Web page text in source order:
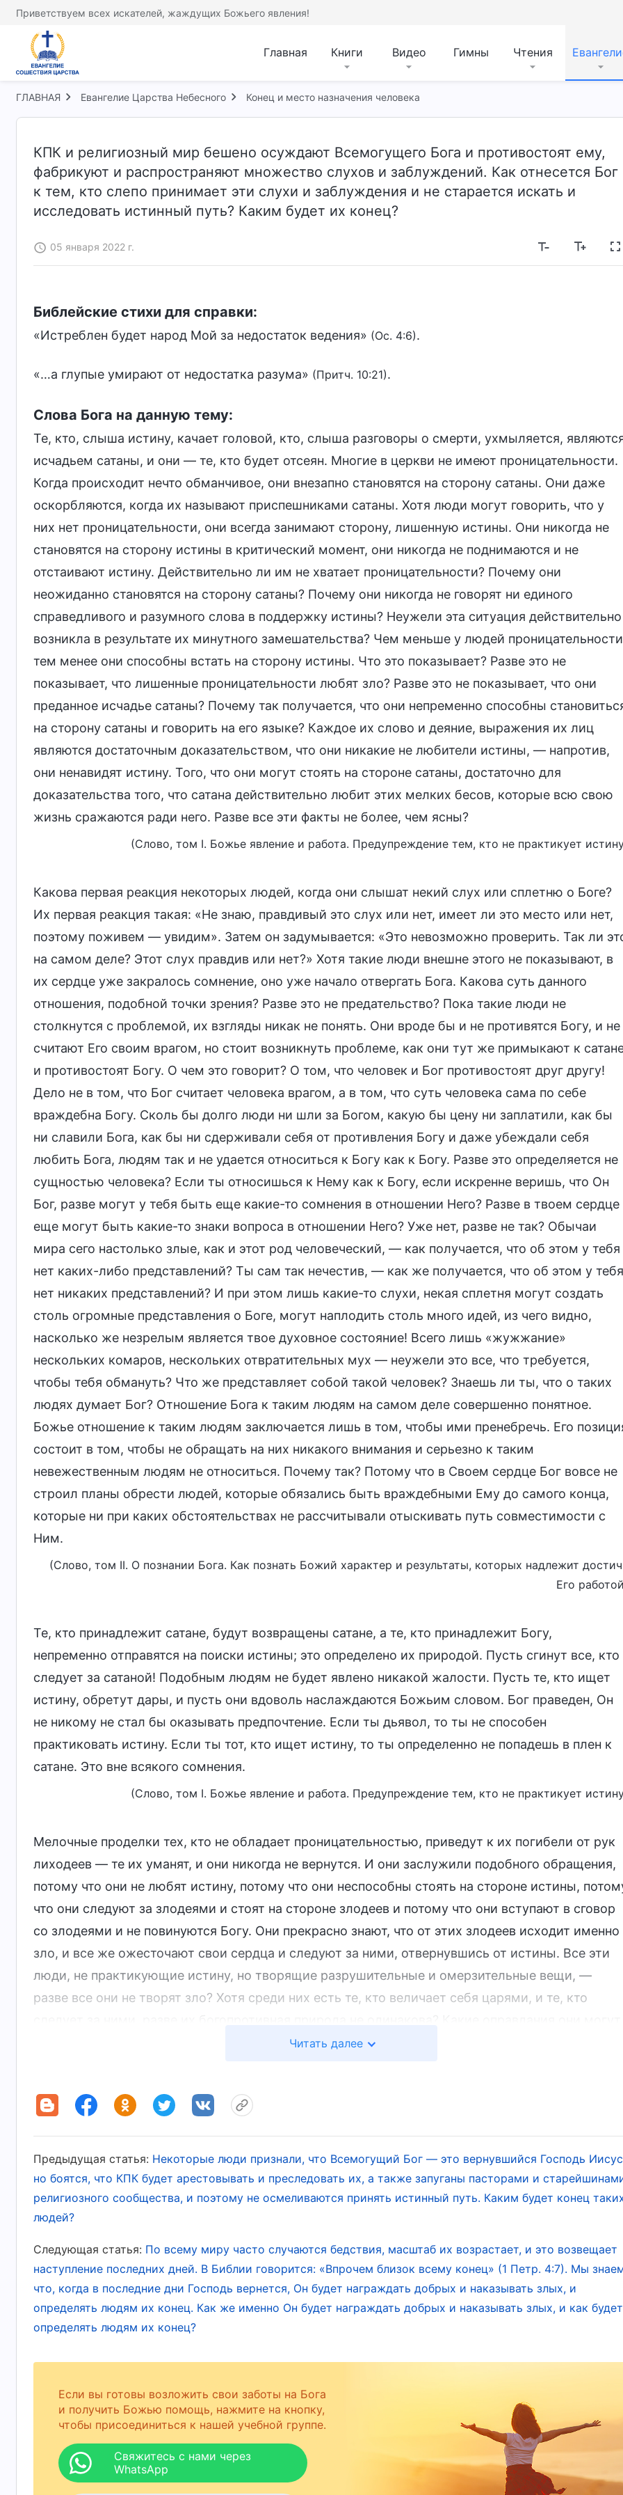
Приветствуем всех искателей, жаждущих Божьего явления!
Главная Книги Видео Гимны Чтения
ГЛАВНАЯ Евангелие Царства Небесного Конец и место назначения человека
КПК и религиозный мир бешено осуждают Всемогущего Бога и противостоят ему,
фабрикуют и распространяют множество слухов и заблуждений. Как отнесется Бог
к тем, кто слепо принимает эти слухи и заблуждения и не старается искать и
исследовать истинный путь? Каким будет их конец?
05 января 2022 г.
Библейские стихи для справки:
«Истреблен будет народ Мой за недостаток ведения» (Ос. 4:6).
«…а глупые умирают от недостатка разума» (Притч. 10:21).
Слова Бога на данную тему:
Те, кто, слыша истину, качает головой, кто, слыша разговоры о смерти, ухмыляется,
исчадьем сатаны, и они — те, кто будет отсеян. Многие в церкви не имеют проницательности.
Когда происходит нечто обманчивое, они внезапно становятся на сторону сатаны. Они даже
оскорбляются, когда их называют приспешниками сатаны. Хотя люди могут говорить, что у
них нет проницательности, они всегда занимают сторону, лишенную истины. Они никогда не
становятся на сторону истины в критический момент, они никогда не поднимаются и не
отстаивают истину. Действительно ли им не хватает проницательности? Почему они
неожиданно становятся на сторону сатаны? Почему они никогда не говорят ни единого
справедливого и разумного слова в поддержку истины? Неужели эта ситуация действительно
возникла в результате их минутного замешательства? Чем меньше у людей
тем менее они способны встать на сторону истины. Что это показывает? Разве это не
показывает, что лишенные проницательности любят зло? Разве это не показывает, что они
преданное исчадье сатаны? Почему так получается, что они непременно способны
на сторону сатаны и говорить на его языке? Каждое их слово и деяние, выражения их лиц
являются достаточным доказательством, что они никакие не любители истины, — напротив,
они ненавидят истину. Того, что они могут стоять на стороне сатаны, достаточно для
доказательства того, что сатана действительно любит этих мелких бесов, которые всю свою
жизнь сражаются ради него. Разве все эти факты не более, чем ясны?
(Слово, том I. Божье явление и работа. Предупреждение тем, кто не практикует
Какова первая реакция некоторых людей, когда они слышат некий слух или сплетню о Боге?
Их первая реакция такая: «Не знаю, правдивый это слух или нет, имеет ли это место или нет,
поэтому поживем — увидим». Затем он задумывается: «Это невозможно проверить. Так ли
на самом деле? Этот слух правдив или нет?» Хотя такие люди внешне этого не показывают, в
их сердце уже закралось сомнение, оно уже начало отвергать Бога. Какова суть данного
отношения, подобной точки зрения? Разве это не предательство? Пока такие люди не
столкнутся с проблемой, их взгляды никак не понять. Они вроде бы и не противятся Богу, и не
считают Его своим врагом, но стоит возникнуть проблеме, как они тут же примыкают к
и противостоят Богу. О чем это говорит? О том, что человек и Бог противостоят друг другу!
Дело не в том, что Бог считает человека врагом, а в том, что суть человека сама по себе
враждебна Богу. Сколь бы долго люди ни шли за Богом, какую бы цену ни заплатили, как бы
ни славили Бога, как бы ни сдерживали себя от противления Богу и даже убеждали себя
любить Бога, людям так и не удается относиться к Богу как к Богу. Разве это определяется не
сущностью человека? Если ты относишься к Нему как к Богу, если искренне веришь, что Он
Бог, разве могут у тебя быть еще какие-то сомнения в отношении Него? Разве в твоем сердце
еще могут быть какие-то знаки вопроса в отношении Него? Уже нет, разве не так? Обычаи
мира сего настолько злые, как и этот род человеческий, — как получается, что об этом у тебя
нет каких-либо представлений? Ты сам так нечестив, — как же получается, что об этом у тебя
нет никаких представлений? И при этом лишь какие-то слухи, некая сплетня могут создать
столь огромные представления о Боге, могут наплодить столь много идей, из чего видно,
насколько же незрелым является твое духовное состояние! Всего лишь «жужжание»
нескольких комаров, нескольких отвратительных мух — неужели это все, что требуется,
чтобы тебя обмануть? Что же представляет собой такой человек? Знаешь ли ты, что о таких
людях думает Бог? Отношение Бога к таким людям на самом деле совершенно понятное.
Божье отношение к таким людям заключается лишь в том, чтобы ими пренебречь. Его
состоит в том, чтобы не обращать на них никакого внимания и серьезно к таким
невежественным людям не относиться. Почему так? Потому что в Своем сердце Бог вовсе не
строил планы обрести людей, которые обязались быть враждебными Ему до самого конца,
которые ни при каких обстоятельствах не рассчитывали отыскивать путь совместимости с
Ним.
(Слово, том II. О познании Бога. Как познать Божий характер и результаты, которых надлежит
Его
Те, кто принадлежит сатане, будут возвращены сатане, а те, кто принадлежит Богу,
непременно отправятся на поиски истины; это определено их природой. Пусть сгинут все, кто
следует за сатаной! Подобным людям не будет явлено никакой жалости. Пусть те, кто ищет
истину, обретут дары, и пусть они вдоволь наслаждаются Божьим словом. Бог праведен, Он
не никому не стал бы оказывать предпочтение. Если ты дьявол, то ты не способен
практиковать истину. Если ты тот, кто ищет истину, то ты определенно не попадешь в плен к
сатане. Это вне всякого сомнения.
(Слово, том I. Божье явление и работа. Предупреждение тем, кто не практикует
Мелочные проделки тех, кто не обладает проницательностью, приведут к их погибели от рук
лиходеев — те их уманят, и они никогда не вернутся. И они заслужили подобного обращения,
потому что они не любят истину, потому что они неспособны стоять на стороне истины,
что они следуют за злодеями и стоят на стороне злодеев и потому что они вступают в сговор
со злодеями и не повинуются Богу. Они прекрасно знают, что от этих злодеев исходит именно
зло, и все же ожесточают свои сердца и следуют за ними, отвернувшись от истины. Все эти
люди, не практикующие истину, но творящие разрушительные и омерзительные вещи, —
разве все они не творят зло? Хотя среди них есть те, кто величает себя царями, и те, кто
иметь, заявляя, что Бог не спасает их? Какие оправдания они могут иметь, заявляя, что Бог не
станут совершенными. Не практикующие истину в конце концов благодаря истине навлекут на
(Слово, том I. Божье явление и работа. Предупреждение тем, кто не практикует
Желающие обрести жизнь, не полагаясь на изрекаемую Христом истину — самые смешные
фантазиях. И поэтому Я говорю, что те, кто не принимает Христа последних дней, будут вечно
омерзительны Богу.Христос— это дверь для человека в Царство в последние дни, и нет
таких, кто мог бы Его обойти. Никто не может быть усовершенствован Богом, кроме как через
Христа. Ты веришь в Бога, и поэтому ты должен принимать Его слова и повиноваться Его пути.
истину и обеспечение жизнью. Христос приходит в последние дни, чтобы всем, кто истинно
вступления в новый, Его работа — это тот путь, по которому должны пройти все, кто войдет в
новый период. Если ты неспособен признать Его и вместо этого осуждаешь, хулишь или даже
подвергаешь Его гонениям, тогда тебе суждено вечно гореть, и никогда ты не войдешь в
Царство. Ибо сей Христос Сам и есть выражение Духа Святого, выражение Бога, Тот, Кому
Читать далее
Предыдущая статья: Некоторые люди признали, что Всемогущий Бог — это вернувшийся Господь
но боятся, что КПК будет арестовывать и преследовать их, а также запуганы пасторами и
религиозного сообщества, и поэтому не осмеливаются принять истинный путь. Каким будет конец
людей?
Следующая статья: По всему миру часто случаются бедствия, масштаб их возрастает, и это возвещает
наступление последних дней. В Библии говорится: «Впрочем близок всему конец» (1 Петр. 4:7). Мы
что, когда в последние дни Господь вернется, Он будет награждать добрых и наказывать злых, и
определять людям их конец. Как же именно Он будет награждать добрых и наказывать злых, и как будет
определять людям их конец?
Если вы готовы возложить свои заботы на Бога
и получить Божью помощь, нажмите на кнопку,
чтобы присоединиться к нашей учебной группе.
Свяжитесь с нами через
WhatsApp